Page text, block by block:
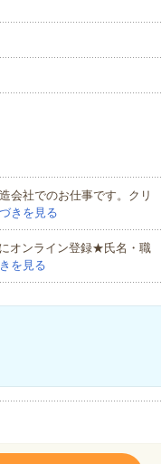
会社でのお仕事です。クリ
きを見る
オンライン登録★氏名・職
を見る